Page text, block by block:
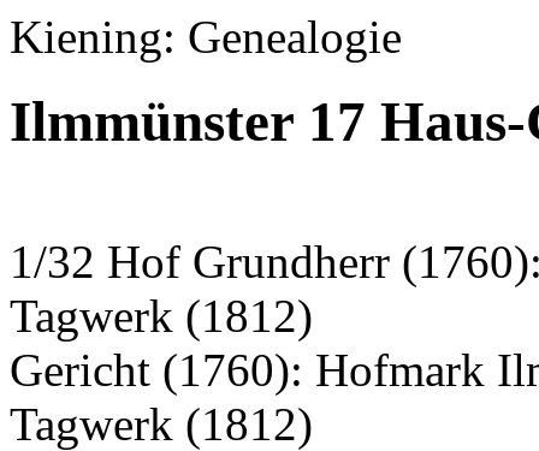
Kiening: Genealogie
Ilmmünster 17
1/32 Hof Grundherr
Tagwerk (1812)
Gericht (1760): Hofmark
Tagwerk (1812)